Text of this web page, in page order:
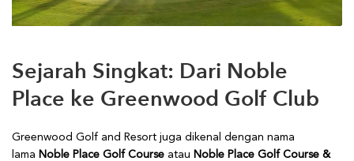
Sejarah Singkat: Dari Noble
Place ke Greenwood Golf Club
Greenwood Golf and Resort juga dikenal dengan nama
lama Noble Place Golf Course atau Noble Place Golf Course &